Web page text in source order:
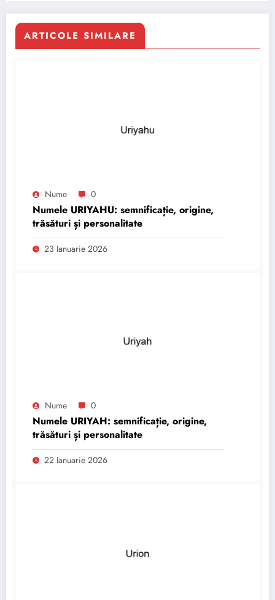
ARTICOLE SIMILARE
Nume 0
Numele URIYAHU: semnificație, origine,
trăsături și personalitate
23 Ianuarie 2026
Nume 0
Numele URIYAH: semnificație, origine,
trăsături și personalitate
22 Ianuarie 2026